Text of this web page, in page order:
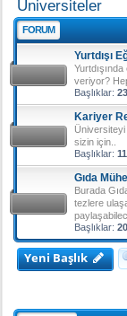
Üniversiteler
FORUM
Yurtdışı
veriyor?
Başlıklar: 23
Kariyer
sizin için..
Başlıklar: 11
Gıda
Burada
tezlere
Başlıklar: 20
Yeni Başlık